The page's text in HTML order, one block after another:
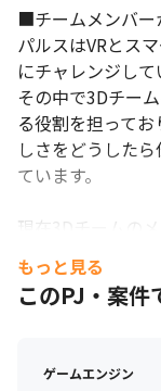
■チームメンバー
パルスはVRとス
にチャレンジして
その中で3Dチー
る役割を担って
しさをどうした
ています。
現在3Dチームの
外部と連携を取
す。
その中でも演出制
していく重要なポ
もっと見る
このPJ・案件
ゲームエンジン